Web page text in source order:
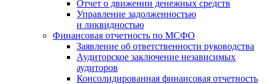
Отчет о движении денежных средств
Управление задолженностью
и ликвидностью
Финансовая отчетность по МСФО
Заявление об ответственности руководства
Аудиторское заключение независимых
аудиторов
Консолидированная финансовая отчетность